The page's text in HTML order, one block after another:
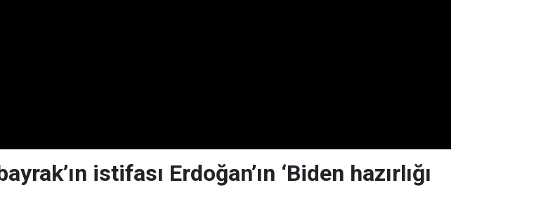
istifası Erdoğan’ın ‘Biden hazırlığı